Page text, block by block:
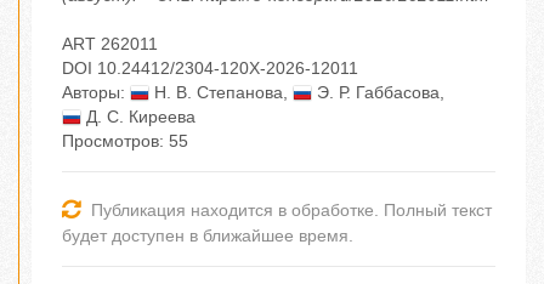
ART 262011
DOI 10.24412/2304-120X-2026-12011
Авторы:
Н. В. Степанова Э. Р. Габбасова
Д. С. Киреева
Просмотров: 55
Публикация находится в обработке. Полный текст
будет доступен в ближайшее время.